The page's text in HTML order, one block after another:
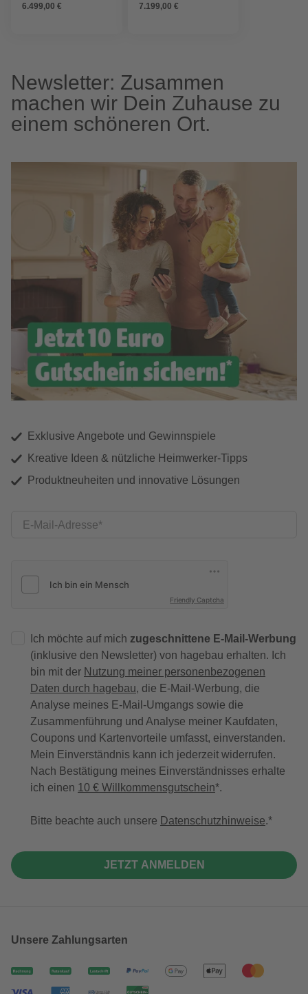
6.499,00 €
7.199,00 €
Newsletter: Zusammen
machen wir Dein Zuhause zu
einem schöneren Ort.
Exklusive Angebote und Gewinnspiele
Kreative Ideen & nützliche Heimwerker-Tipps
Produktneuheiten und innovative Lösungen
E-Mail-Adresse
Friendly Captcha
Ich möchte auf mich zugeschnittene E-Mail-Werbung
(inklusive den Newsletter) von hagebau erhalten. Ich
bin mit der Nutzung meiner personenbezogenen
Daten durch hagebau, die E-Mail-Werbung, die
Analyse meines E-Mail-Umgangs sowie die
Zusammenführung und Analyse meiner Kaufdaten,
Coupons und Kartenvorteile umfasst, einverstanden.
Mein Einverständnis kann ich jederzeit widerrufen.
Nach Bestätigung meines Einverständnisses erhalte
ich einen 10 € Willkommensgutschein*.
Bitte beachte auch unsere Datenschutzhinweise.
JETZT ANMELDEN
Unsere Zahlungsarten